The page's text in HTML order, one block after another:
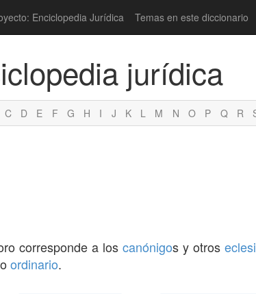
Enciclopedia Jurídica Temas en este diccionario
jurídica
C D E F G H I J K L M N O P Q R
corresponde a los canónigos y otros
ordinario.